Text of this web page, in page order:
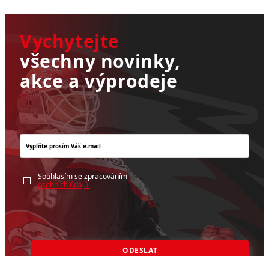
Vychytejte
všechny novinky,
akce a výprodeje
Souhlasím se zpracováním
osobních údajů.
ODESLAT